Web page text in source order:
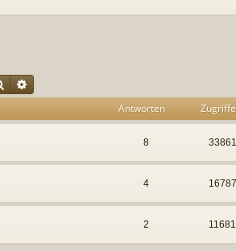
Suche
Antworten Zugriffe
8 33861
4 16787
2 11681